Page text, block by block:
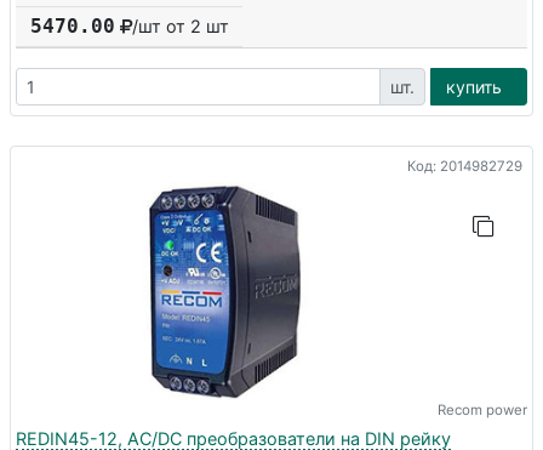
5470.00 /шт от 2 шт
шт. купить
Код: 2014982729
Recom power
REDIN45-12, AC/DC преобразователи на DIN рейку